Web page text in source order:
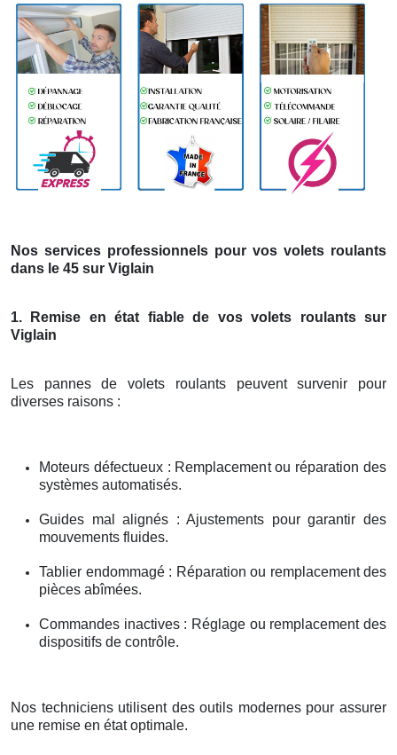
Nos services professionnels pour vos volets roulants
dans le 45 sur Viglain
1. Remise en état fiable de vos volets roulants sur
Viglain
Les pannes de volets roulants peuvent survenir pour
diverses raisons :
Moteurs défectueux : Remplacement ou réparation des
systèmes automatisés.
Guides mal alignés : Ajustements pour garantir des
mouvements fluides.
Tablier endommagé : Réparation ou remplacement des
pièces abîmées.
Commandes inactives : Réglage ou remplacement des
dispositifs de contrôle.
Nos techniciens utilisent des outils modernes pour assurer
une remise en état optimale.